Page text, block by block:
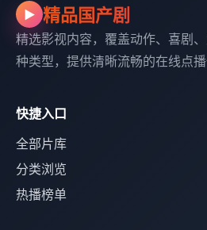
▶ 精品国产剧
精选影视内容，覆盖动作、喜剧
种类型，提供清晰流畅的在线点播
快捷入口
全部片库
分类浏览
热播榜单